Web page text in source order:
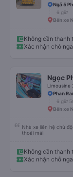
Ngã 5
6 giờ
Bến xe
Không cần thanh
Xác nhận chỗ
Ngọc
Limousine
Phan
6 giờ
Bến xe
Nhà xe liên hệ chủ
thoải mái
Không cần thanh
Xác nhận chỗ